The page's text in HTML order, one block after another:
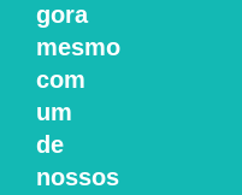
gora
mesmo
com
um
de
nossos